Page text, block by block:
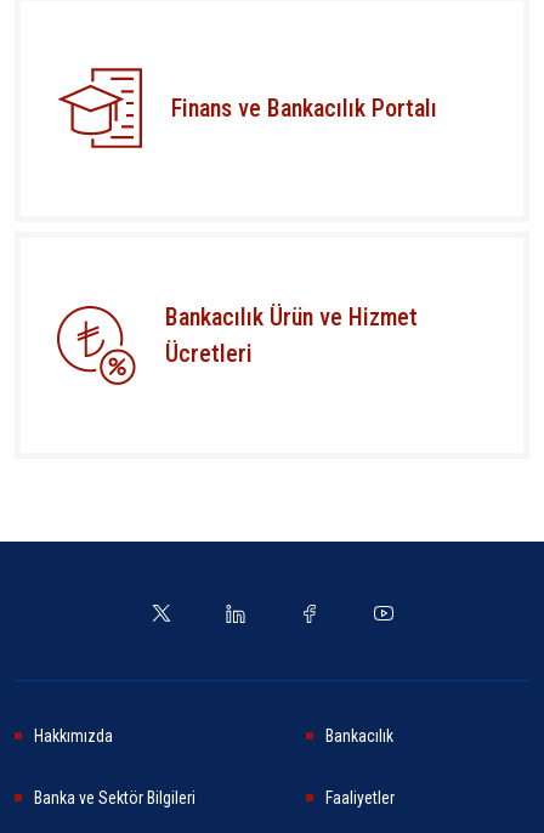
Finans ve Bankacılık Portalı
Bankacılık Ürün ve Hizmet
Ücretleri
Hakkımızda Bankacılık
Banka ve Sektör Bilgileri Faaliyetler